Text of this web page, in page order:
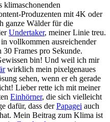
klimaschonenden
Produzenten mit 4K oder
ganze Wälder für die
Undertaker, meiner Linie treu.
vollkommen ausreichender
Frames pro Sekunde.
bin! Und weil ich mir
wirklich mein pixelgenaues
sehen, wenn er eh gerade
Lieber rette ich mit meiner
Einhörner, die sich vielleicht
dafür, dass derPapagei auch
Mein Beitrag zum Klima ist